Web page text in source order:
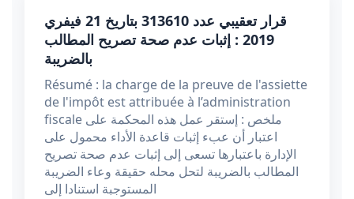
قرار تعقيبي عدد 313610 بتاريخ 21 فيفري
2019 : إثبات عدم صحة تصريح المطالب
بالضريبة
Résumé : la charge de la preuve de l'assiette
de l'impôt est attribuée à l’administration
fiscale ملخص : إستقر عمل هذه المحكمة على
اعتبار أن عبء إثبات قاعدة الأداء محمول على
الإدارة باعتبارها تسعى إلى إثبات عدم صحة تصريح
المطالب بالضريبة لتحل محله حقيقة وعاء الضريبة
المستوجبة استنادا إلى